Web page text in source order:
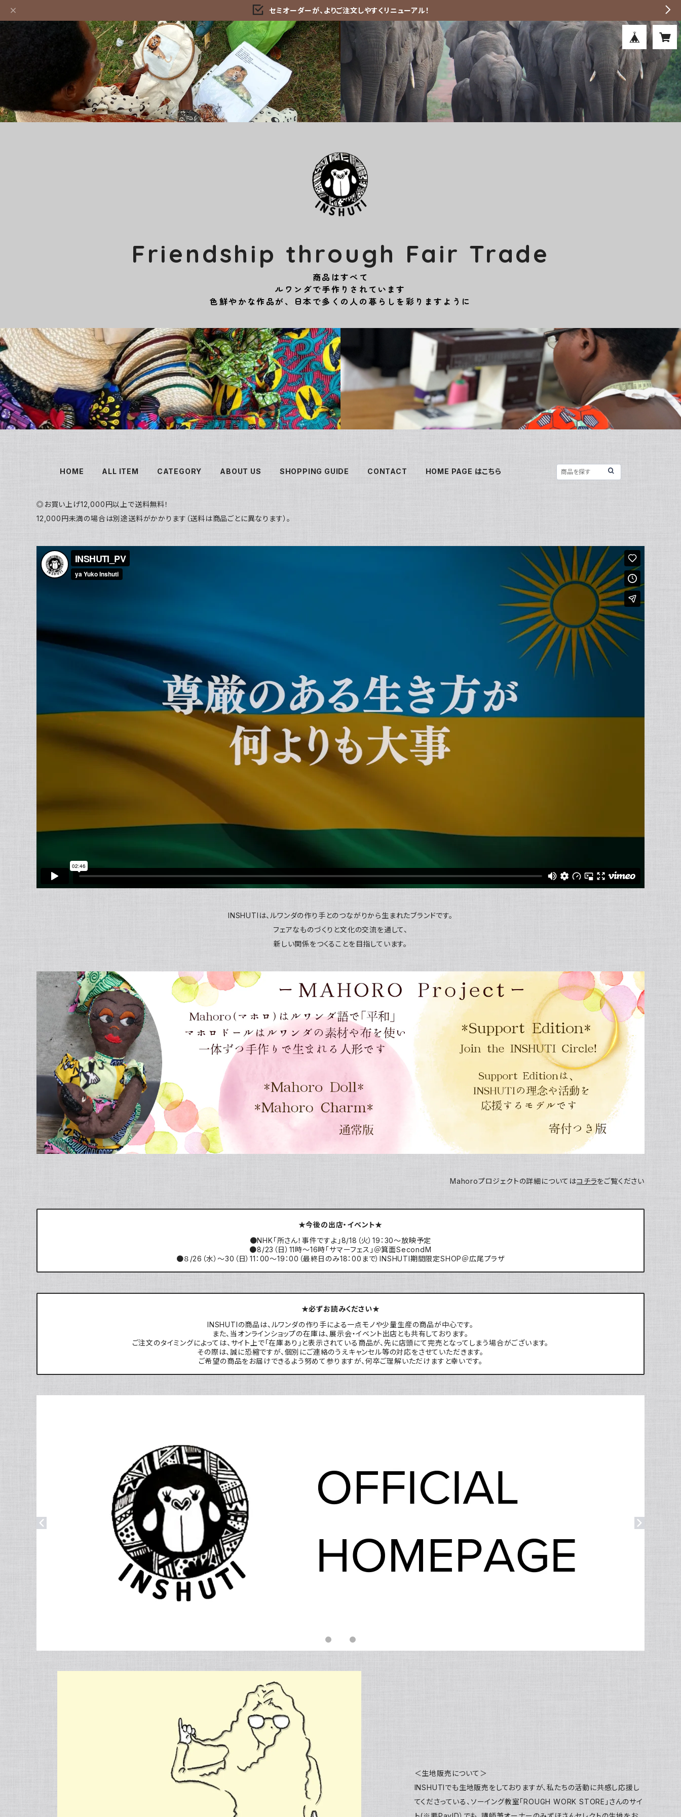
セミオーダーが、よりご注文しやすくリニューアル！
Friendship through Fair Trade
商品はすべて
ルワンダで手作りされています
色鮮やかな作品が、日本で多くの人の暮らしを彩りますように
HOME ALL ITEM CATEGORY ABOUT US SHOPPING GUIDE CONTACT HOME PAGE はこちら
◎お買い上げ12,000円以上で送料無料！
12,000円未満の場合は別途送料がかかります（送料は商品ごとに異なります）。
INSHUTIは、ルワンダの作り手とのつながりから生まれたブランドです。
フェアなものづくりと文化の交流を通して、
新しい関係をつくることを目指しています。
Mahoroプロジェクトの詳細についてはコチラをご覧ください
★今後の出店・イベント★
●NHK「所さん！事件ですよ」8/18（火）19：30～放映予定
●8/23（日）11時～16時「サマーフェス」＠箕面SecondM
●８/26（水）～30（日）11：00～19：00（最終日のみ18：00まで）INSHUTI期間限定SHOP＠広尾プラザ
★必ずお読みください★
INSHUTIの商品は、ルワンダの作り手による一点モノや少量生産の商品が中心です。
また、当オンラインショップの在庫は、展示会・イベント出店とも共有しております。
ご注文のタイミングによっては、サイト上で「在庫あり」と表示されている商品が、先に店頭にて完売となってしまう場合がございます。
その際は、誠に恐縮ですが、個別にご連絡のうえキャンセル等の対応をさせていただきます。
ご希望の商品をお届けできるよう努めて参りますが、何卒ご理解いただけますと幸いです。
＜生地販売について＞
INSHUTIでも生地販売をしておりますが、私たちの活動に共感し応援し
てくださっている、ソーイング教室「ROUGH WORK STORE」さんのサイ